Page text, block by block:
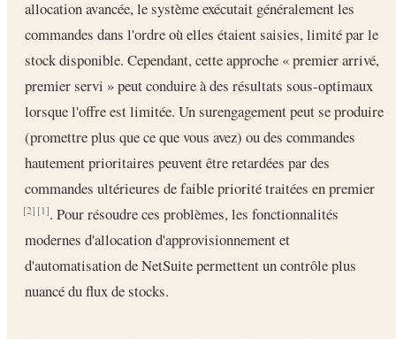
allocation avancée, le système exécutait généralement les
commandes dans l'ordre où elles étaient saisies, limité par le
stock disponible. Cependant, cette approche « premier arrivé,
premier servi » peut conduire à des résultats sous-optimaux
lorsque l'offre est limitée. Un surengagement peut se produire
(promettre plus que ce que vous avez) ou des commandes
hautement prioritaires peuvent être retardées par des
commandes ultérieures de faible priorité traitées en premier
[2] [1]. Pour résoudre ces problèmes, les fonctionnalités
modernes d'allocation d'approvisionnement et
d'automatisation de NetSuite permettent un contrôle plus
nuancé du flux de stocks.